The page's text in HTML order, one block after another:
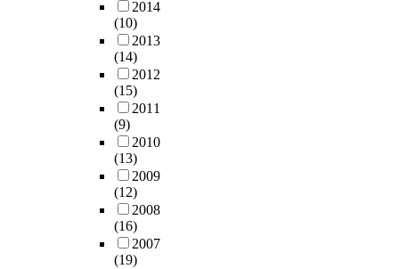
2014
(10)
2013
(14)
2012
(15)
2011
(9)
2010
(13)
2009
(12)
2008
(16)
2007
(19)